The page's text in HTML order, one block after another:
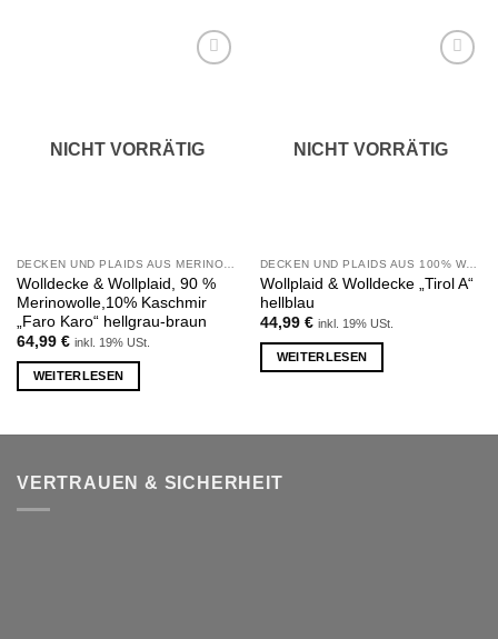
NICHT VORRÄTIG
Wolldecke & Wollplaid, 90 %
Merinowolle,10% Kaschmir
„Faro Karo“ hellgrau-braun
64,99 € inkl. 19% USt.
WEITERLESEN
NICHT VORRÄTIG
DECKEN UND PLAIDS AUS 100% WOLLE
Wollplaid & Wolldecke „Tirol A“
hellblau
44,99 € inkl. 19% USt.
WEITERLESEN
VERTRAUEN & SICHERHEIT